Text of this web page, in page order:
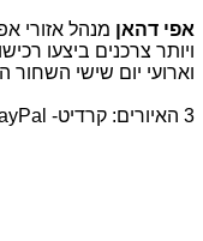
אפי דהאן מנהל אזורי
ויותר צרכנים ביצעו
וארועי יום שישי השחור
3 האיורים: קרדיט- PayPal.